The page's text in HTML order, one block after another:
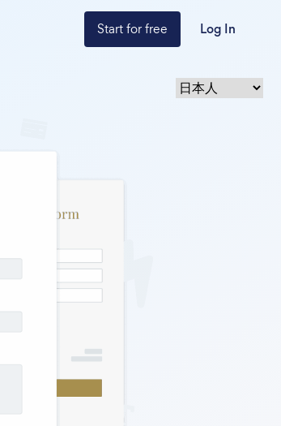
Start for free Log In